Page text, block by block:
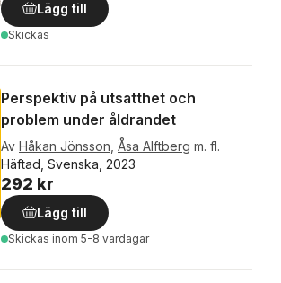
Lägg till
Skickas
Perspektiv på utsatthet och
problem under åldrandet
Av Håkan Jönsson Åsa Alftberg m. fl.
Häftad, Svenska, 2023
292 kr
Lägg till
Skickas inom 5-8 vardagar